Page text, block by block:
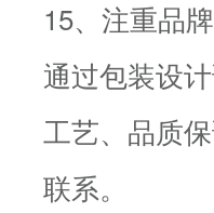
15、注重品
通过包装设
工艺、品质
联系。